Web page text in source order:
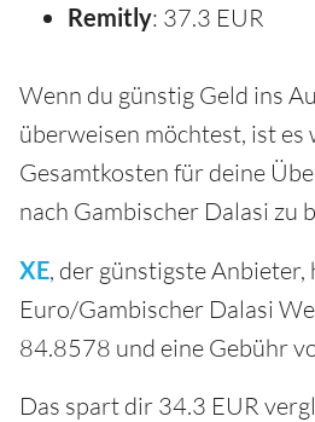
Remitly: 37.3 EUR
Wenn du günstig Geld ins
überweisen möchtest, ist es
Gesamtkosten für deine
nach Gambischer Dalasi zu
XE, der günstigste Anbieter,
Euro/Gambischer Dalasi
84.8578 und eine Gebühr
Das spart dir 34.3 EUR